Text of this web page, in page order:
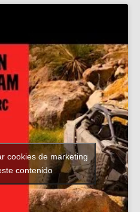
cookies de marketing
contenido